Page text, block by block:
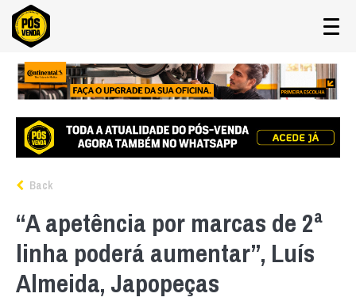
Back
“A apetência por marcas de 2ª
linha poderá aumentar”, Luís
Almeida, Japopeças